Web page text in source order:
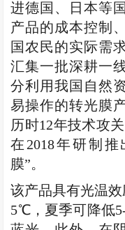
进德国、日本等
产品的成本控制
国农民的实际需
汇集一批深耕一
分利用我国自然
易操作的转光膜
历时12年技术攻
在2018年研制
膜”。
该产品具有光温
5℃，夏季可降低